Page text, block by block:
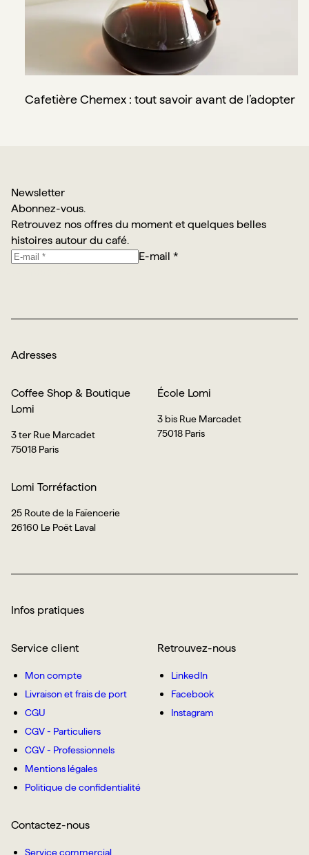
Cafetière Chemex : tout savoir avant de l’adopter
Newsletter
Abonnez-vous.
Retrouvez nos offres du moment et quelques belles
histoires autour du café.
E-mail *
Adresses
Coffee Shop & Boutique
Lomi
3 ter Rue Marcadet
75018 Paris
École Lomi
3 bis Rue Marcadet
75018 Paris
Lomi Torréfaction
25 Route de la Faïencerie
26160 Le Poët Laval
Infos pratiques
Service client
Mon compte
Livraison et frais de port
CGU
CGV - Particuliers
CGV - Professionnels
Mentions légales
Politique de confidentialité
Retrouvez-nous
LinkedIn
Facebook
Instagram
Contactez-nous
Service commercial